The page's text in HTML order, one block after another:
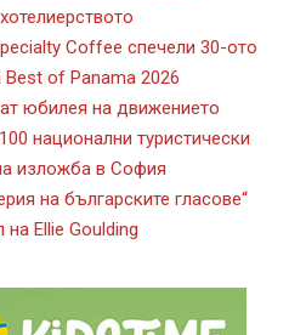
Coffee спечели 30-ото
of Panama 2026
юбилея на движението
национални туристически
изложба в София
на българските гласове“
на Ellie Goulding